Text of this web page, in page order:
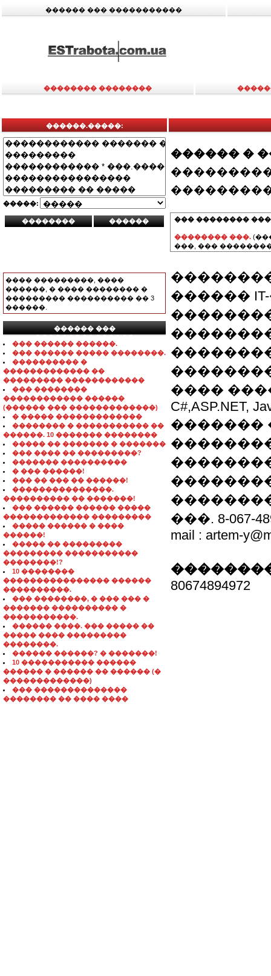
������ ��� �����������
�������� ��������
������.�����:
�����:
���� ���������, ����
������, � ���� �������� �
��������� ���������� �� 3
������.
������ ���
���������������
��� ������ ������.
��� ������ ����� ��������.
���������� �
������������� ��
��������� ������������
��� ��������
������������ ������
(������ ��� �������������)
� ����� �������������
�������� � ����������� ��
������. 10 ������� ��������
����� �� ������� � �������
��� ���� �� ���������?
������� ����������
� ��� ������!
��� �� ��� �� ������!
���������������.
���������� �� �������!
��� ������ ������ �����
������������� ���������
����� ������ � ����
������!
����� �� ���������
��������� �����������
��������!?
10 ��������
���������������� ������
����������.
��� ��������, � ��� ��� �
������� ���������� �
�����������.
������ ����. ��� ����� ��
����� ���� ���������
��������.
������ ������? � �������!
10 ����������� ������
������ � ������ �� ������ (�
�������������)
��� ��������������
�������� �� ���� ����
������ �
��� ��������
�������� ���.
���, ���
������
����
C#,ASP.NET,
�������
���. 8-067-
mail : artem-
80674894972